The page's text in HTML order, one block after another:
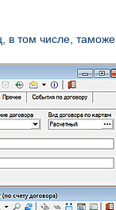
в том числе,